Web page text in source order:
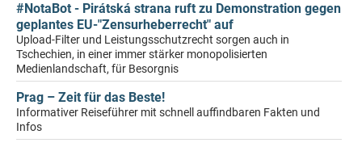
#NotaBot - Pirátská strana ruft zu Demonstration gegen
geplantes EU-"Zensurheberrecht" auf
Upload-Filter und Leistungsschutzrecht sorgen auch in
Tschechien, in einer immer stärker monopolisierten
Medienlandschaft, für Besorgnis
Prag – Zeit für das Beste!
Informativer Reiseführer mit schnell auffindbaren Fakten und
Infos